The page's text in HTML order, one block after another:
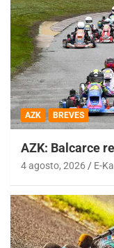
AZK BREVES
AZK: Balcarce
4 agosto, 2026 E-